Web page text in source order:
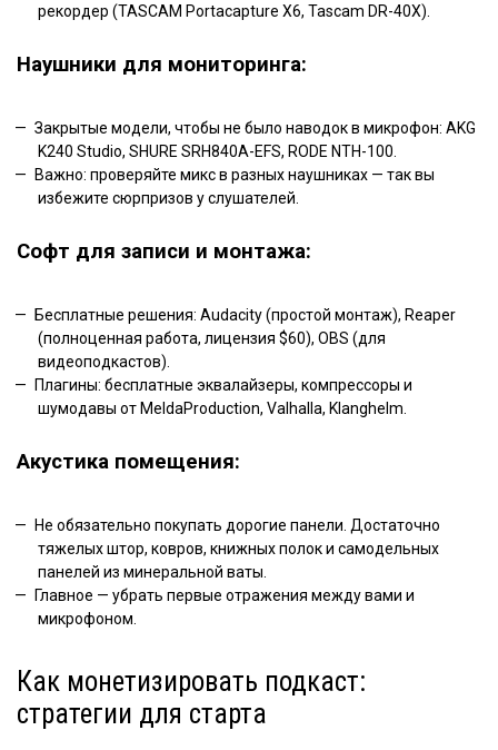
рекордер (TASCAM Portacapture X6, Tascam DR-40X).
Наушники для мониторинга:
Закрытые модели, чтобы не было наводок в микрофон: AKG
K240 Studio, SHURE SRH840A-EFS, RODE NTH-100.
Важно: проверяйте микс в разных наушниках — так вы
избежите сюрпризов у слушателей.
Софт для записи и монтажа:
Бесплатные решения: Audacity (простой монтаж), Reaper
(полноценная работа, лицензия $60), OBS (для
видеоподкастов).
Плагины: бесплатные эквалайзеры, компрессоры и
шумодавы от MeldaProduction, Valhalla, Klanghelm.
Акустика помещения:
Не обязательно покупать дорогие панели. Достаточно
тяжелых штор, ковров, книжных полок и самодельных
панелей из минеральной ваты.
Главное — убрать первые отражения между вами и
микрофоном.
Как монетизировать подкаст:
стратегии для старта